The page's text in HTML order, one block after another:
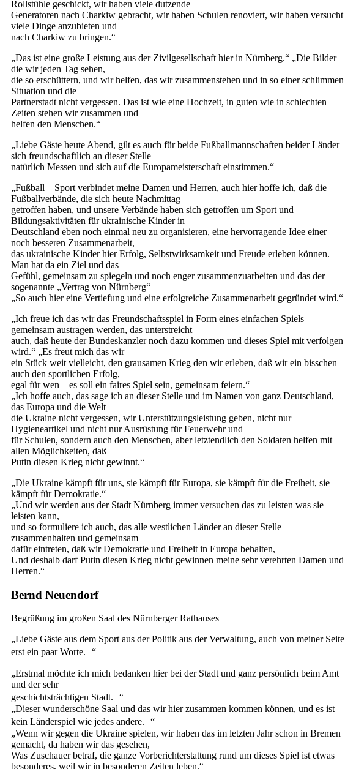
Rollstühle geschickt, wir haben viele dutzende
Generatoren nach Charkiw gebracht, wir haben Schulen renoviert, wir haben versucht
viele Dinge anzubieten und
nach Charkiw zu bringen.“
„Das ist eine große Leistung aus der Zivilgesellschaft hier in Nürnberg.“ „Die Bilder
die wir jeden Tag sehen,
die so erschüttern, und wir helfen, das wir zusammenstehen und in so einer schlimmen
Situation und die
Partnerstadt nicht vergessen. Das ist wie eine Hochzeit, in guten wie in schlechten
Zeiten stehen wir zusammen und
helfen den Menschen.“
„Liebe Gäste heute Abend, gilt es auch für beide Fußballmannschaften beider Länder
sich freundschaftlich an dieser Stelle
natürlich Messen und sich auf die Europameisterschaft einstimmen.“
„Fußball – Sport verbindet meine Damen und Herren, auch hier hoffe ich, daß die
Fußballverbände, die sich heute Nachmittag
getroffen haben, und unsere Verbände haben sich getroffen um Sport und
Bildungsaktivitäten für ukrainische Kinder in
Deutschland eben noch einmal neu zu organisieren, eine hervorragende Idee einer
noch besseren Zusammenarbeit,
das ukrainische Kinder hier Erfolg, Selbstwirksamkeit und Freude erleben können.
Man hat da ein Ziel und das
Gefühl, gemeinsam zu spiegeln und noch enger zusammenzuarbeiten und das der
sogenannte „Vertrag von Nürnberg“
„So auch hier eine Vertiefung und eine erfolgreiche Zusammenarbeit gegründet wird.“
„Ich freue ich das wir das Freundschaftsspiel in Form eines einfachen Spiels
gemeinsam austragen werden, das unterstreicht
auch, daß heute der Bundeskanzler noch dazu kommen und dieses Spiel mit verfolgen
wird.“ „Es freut mich das wir
ein Stück weit vielleicht, den grausamen Krieg den wir erleben, daß wir ein bisschen
auch den sportlichen Erfolg,
egal für wen – es soll ein faires Spiel sein, gemeinsam feiern.“
„Ich hoffe auch, das sage ich an dieser Stelle und im Namen von ganz Deutschland,
das Europa und die Welt
die Ukraine nicht vergessen, wir Unterstützungsleistung geben, nicht nur
Hygieneartikel und nicht nur Ausrüstung für Feuerwehr und
für Schulen, sondern auch den Menschen, aber letztendlich den Soldaten helfen mit
allen Möglichkeiten, daß
Putin diesen Krieg nicht gewinnt.“
„Die Ukraine kämpft für uns, sie kämpft für Europa, sie kämpft für die Freiheit, sie
kämpft für Demokratie.“
„Und wir werden aus der Stadt Nürnberg immer versuchen das zu leisten was sie
leisten kann,
und so formuliere ich auch, das alle westlichen Länder an dieser Stelle
zusammenhalten und gemeinsam
dafür eintreten, daß wir Demokratie und Freiheit in Europa behalten,
Und deshalb darf Putin diesen Krieg nicht gewinnen meine sehr verehrten Damen und
Herren.“
Bernd Neuendorf
Begrüßung im großen Saal des Nürnberger Rathauses
„Liebe Gäste aus dem Sport aus der Politik aus der Verwaltung, auch von meiner Seite
erst ein paar Worte. “
„Erstmal möchte ich mich bedanken hier bei der Stadt und ganz persönlich beim Amt
und der sehr
geschichtsträchtigen Stadt. “
„Dieser wunderschöne Saal und das wir hier zusammen kommen können, und es ist
kein Länderspiel wie jedes andere. “
„Wenn wir gegen die Ukraine spielen, wir haben das im letzten Jahr schon in Bremen
gemacht, da haben wir das gesehen,
Was Zuschauer betraf, die ganze Vorberichterstattung rund um dieses Spiel ist etwas
besonderes, weil wir in besonderen Zeiten leben.“